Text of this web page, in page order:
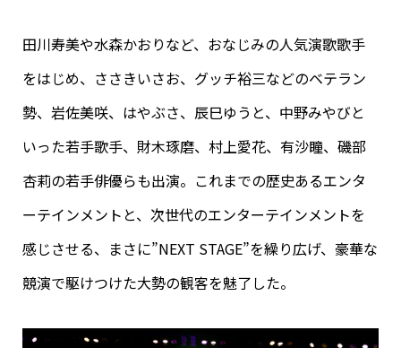
田川寿美や水森かおりなど、おなじみの人気演歌歌手
をはじめ、ささきいさお、グッチ裕三などのベテラン
勢、岩佐美咲、はやぶさ、辰巳ゆうと、中野みやびと
いった若手歌手、財木琢磨、村上愛花、有沙瞳、磯部
杏莉の若手俳優らも出演。これまでの歴史あるエンタ
ーテインメントと、次世代のエンターテインメントを
感じさせる、まさに”NEXT STAGE”を繰り広げ、豪華な
競演で駆けつけた大勢の観客を魅了した。